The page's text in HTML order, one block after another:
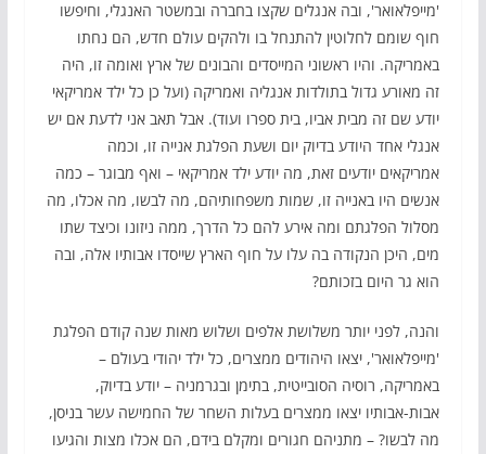
'מייפלאואר', ובה אנגלים שקצו בחברה ובמשטר האנגלי, וחיפשו
חוף שומם לחלוטין להתנחל בו ולהקים עולם חדש, הם נחתו
באמריקה. והיו ראשוני המייסדים והבונים של ארץ ואומה זו, היה
זה מאורע גדול בתולדות אנגליה ואמריקה (ועל כן כל ילד אמריקאי
יודע שם זה מבית אביו, בית ספרו ועוד). אבל תאב אני לדעת אם יש
אנגלי אחד היודע בדיוק יום ושעת הפלגת אנייה זו, וכמה
אמריקאים יודעים זאת, מה יודע ילד אמריקאי – ואף מבוגר – כמה
אנשים היו באנייה זו, שמות משפחותיהם, מה לבשו, מה אכלו, מה
מסלול הפלגתם ומה אירע להם כל הדרך, ממה ניזונו וכיצד שתו
מים, היכן הנקודה בה עלו על חוף הארץ שייסדו אבותיו אלה, ובה
הוא גר היום בזכותם?
והנה, לפני יותר משלושת אלפים ושלוש מאות שנה קודם הפלגת
'מייפלאואר', יצאו היהודים ממצרים, כל ילד יהודי בעולם –
באמריקה, רוסיה הסובייטית, בתימן ובגרמניה – יודע בדיוק,
אבות-אבותיו יצאו ממצרים בעלות השחר של החמישה עשר בניסן,
מה לבשו? – מתניהם חגורים ומקלם בידם, הם אכלו מצות והגיעו